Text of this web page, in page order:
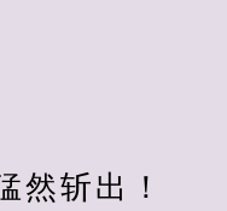
斩出！